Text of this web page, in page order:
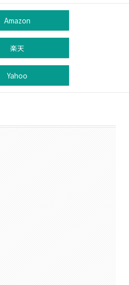
Amazon
楽天
Yahoo